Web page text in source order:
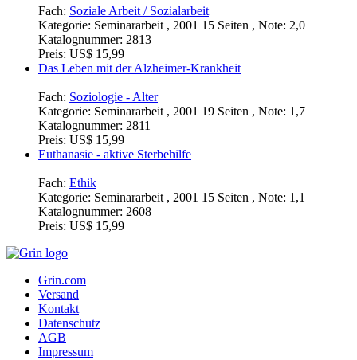
Fach: Soziale Arbeit / Sozialarbeit
Kategorie: Seminararbeit , 2001 15 Seiten , Note: 2,0
Katalognummer: 2813
Preis: US$ 15,99
Das Leben mit der Alzheimer-Krankheit
Fach: Soziologie - Alter
Kategorie: Seminararbeit , 2001 19 Seiten , Note: 1,7
Katalognummer: 2811
Preis: US$ 15,99
Euthanasie - aktive Sterbehilfe
Fach: Ethik
Kategorie: Seminararbeit , 2001 15 Seiten , Note: 1,1
Katalognummer: 2608
Preis: US$ 15,99
Grin.com
Versand
Kontakt
Datenschutz
AGB
Impressum